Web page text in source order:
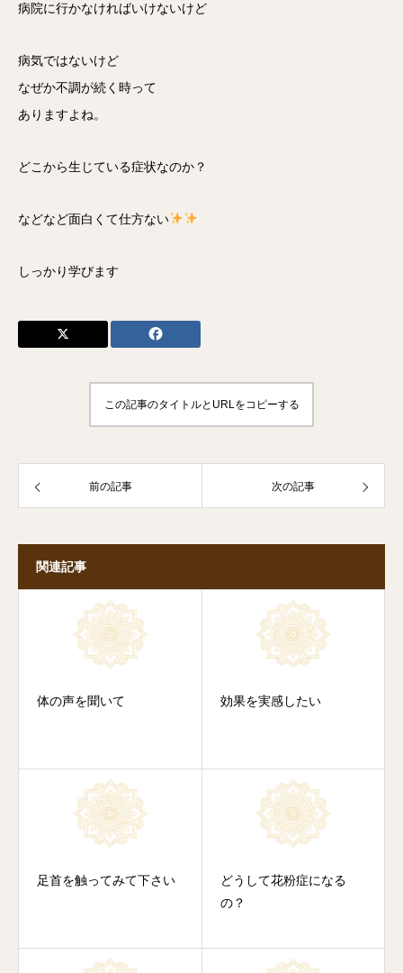
病院に行かなければいけないけど
病気ではないけど
なぜか不調が続く時って
ありますよね。
どこから生じている症状なのか？
などなど面白くて仕方ない
しっかり学びます
この記事のタイトルとURLをコピーする
前の記事 次の記事
関連記事
体の声を聞いて 効果を実感したい
足首を触ってみて下さい
どうして花粉症になる
の？